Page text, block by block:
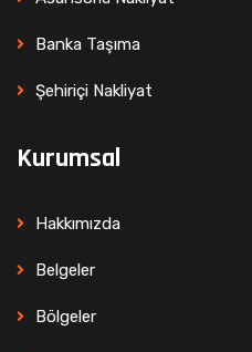
Banka Taşıma
Şehiriçi Nakliyat
Kurumsal
Hakkımızda
Belgeler
Bölgeler